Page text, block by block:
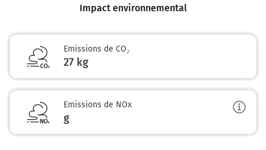
Impact environnemental
Emissions de CO₂
27 kg
Emissions de NOx
g